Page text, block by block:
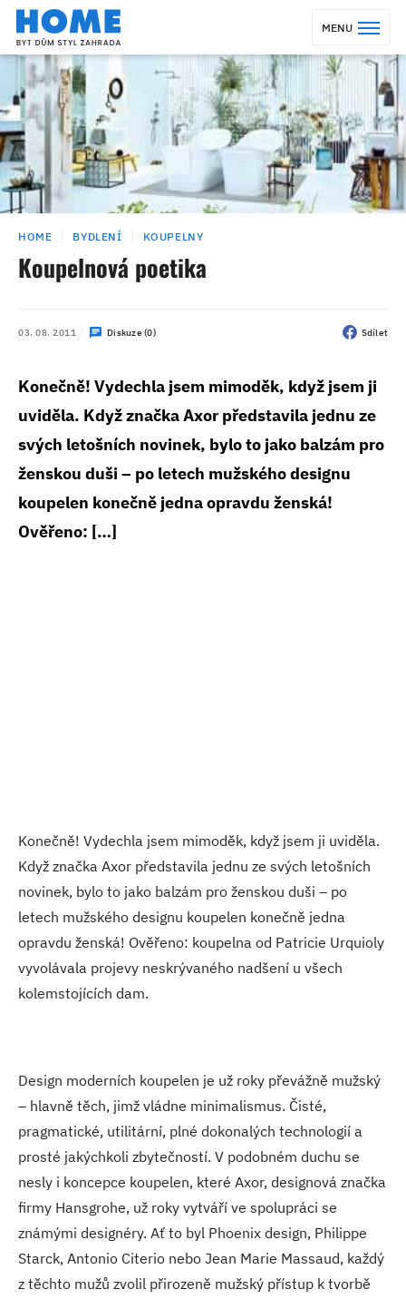
MENU
HOME BYDLENÍ KOUPELNY
Koupelnová poetika
03. 08. 2011 Diskuze (0) Sdílet
Konečně! Vydechla jsem mimoděk, když jsem ji
uviděla. Když značka Axor představila jednu ze
svých letošních novinek, bylo to jako balzám pro
ženskou duši – po letech mužského designu
koupelen konečně jedna opravdu ženská!
Ověřeno: […]
Konečně! Vydechla jsem mimoděk, když jsem ji uviděla.
Když značka Axor představila jednu ze svých letošních
novinek, bylo to jako balzám pro ženskou duši – po
letech mužského designu koupelen konečně jedna
opravdu ženská! Ověřeno: koupelna od Patricie Urquioly
vyvolávala projevy neskrývaného nadšení u všech
kolemstojících dam.
Design moderních koupelen je už roky převážně mužský
– hlavně těch, jimž vládne minimalismus. Čisté,
pragmatické, utilitární, plné dokonalých technologií a
prosté jakýchkoli zbytečností. V podobném duchu se
nesly i koncepce koupelen, které Axor, designová značka
firmy Hansgrohe, už roky vytváří ve spolupráci se
známými designéry. Ať to byl Phoenix design, Philippe
Starck, Antonio Citerio nebo Jean Marie Massaud, každý
z těchto mužů zvolil přirozeně mužský přístup k tvorbě